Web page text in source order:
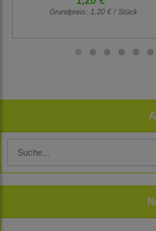
Grundpreis: 1,20 € / Stück